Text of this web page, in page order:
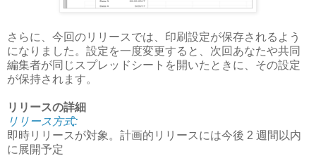
さらに、今回のリリースでは、印刷設定が保存されるよう
になりました。設定を一度変更すると、次回あなたや共同
編集者が同じスプレッドシートを開いたときに、その設定
が保持されます。
リリースの詳細
リリース方式:
即時リリースが対象。計画的リリースには今後 2 週間以内
に展開予定